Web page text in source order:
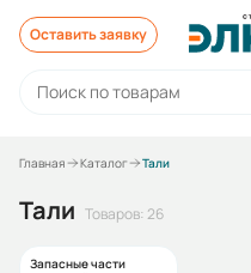
Оставить заявку
Главная Каталог Тали
Тали Товаров: 26
Запасные части